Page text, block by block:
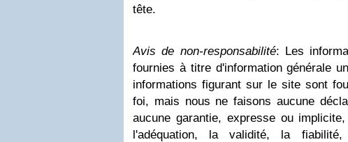
tête.
Avis de non-responsabilité: Les
fournies à titre d'information générale
informations figurant sur le site sont
foi, mais nous ne faisons aucune
aucune garantie, expresse ou
l'adéquation, la validité, la